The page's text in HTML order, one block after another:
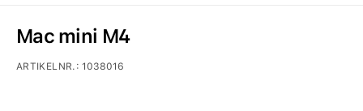
Mac mini M4
ARTIKELNR.:1038016